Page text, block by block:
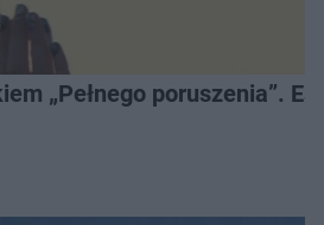
„Pełnego poruszenia”.